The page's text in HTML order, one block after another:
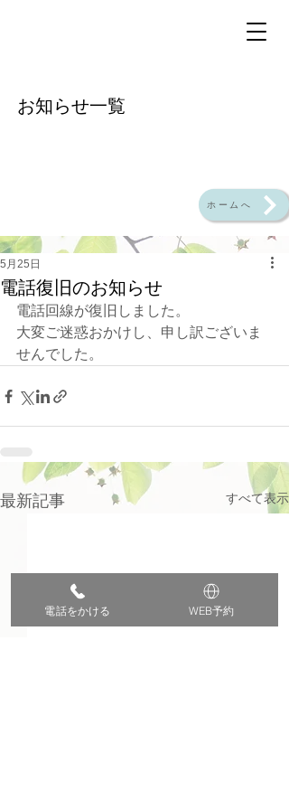
​お知らせ一覧
ホームへ
電話復旧のお知らせ
5月25日
電話回線が復旧しました。
大変ご迷惑おかけし、申し訳ございま
せんでした。
最新記事 すべて表示
電話をかける WEB予約